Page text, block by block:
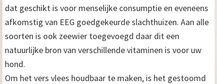
dat geschikt is voor menselijke consumptie en eveneens
afkomstig van EEG goedgekeurde slachthuizen. Aan alle
soorten is ook zeewier toegevoegd daar dit een
natuurlijke bron van verschillende vitaminen is voor uw
hond.
Om het vers vlees houdbaar te maken, is het gestoomd